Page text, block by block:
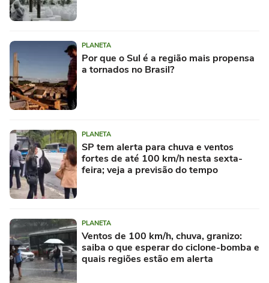
PLANETA
Por que o Sul é a região mais propensa
a tornados no Brasil?
PLANETA
SP tem alerta para chuva e ventos
fortes de até 100 km/h nesta sexta-
feira; veja a previsão do tempo
PLANETA
Ventos de 100 km/h, chuva, granizo:
saiba o que esperar do ciclone-bomba e
quais regiões estão em alerta